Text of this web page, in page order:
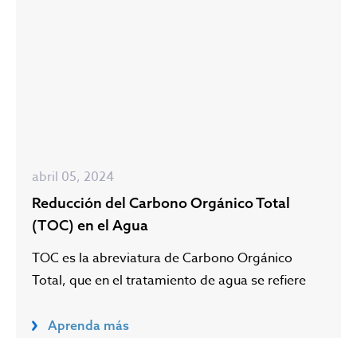
abril 05, 2024
Reducción del Carbono Orgánico Total
(TOC) en el Agua
TOC es la abreviatura de Carbono Orgánico
Total, que en el tratamiento de agua se refiere
Aprenda más